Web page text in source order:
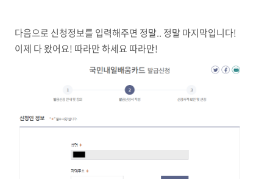
다음으로 신청정보를 입력해주면 정말.. 정말 마지막입니다!
이제 다 왔어요! 따라만 하세요 따라만!